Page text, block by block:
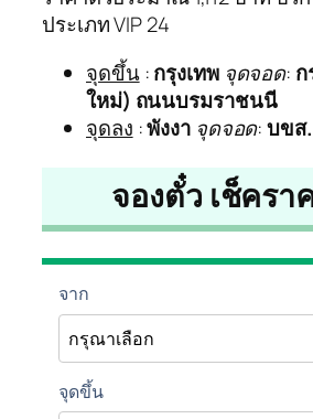
ประเภท VIP 24
จุดขึ้น:กรุงเทพ จุดจอด: ก
ใหม่) ถนนบรมราชนนี
จุดลง :พังงา จุดจอด:บขส
จองตั๋ว เช็ครา